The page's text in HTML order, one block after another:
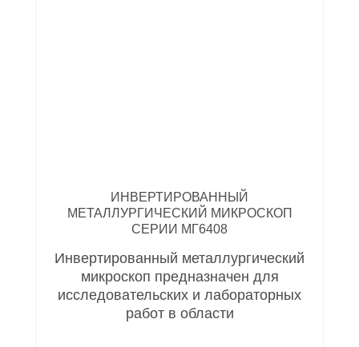
ИНВЕРТИРОВАННЫЙ
МЕТАЛЛУРГИЧЕСКИЙ МИКРОСКОП
СЕРИИ МГ6408
Инвертированный металлургический
микроскоп предназначен для
исследовательских и лабораторных
работ в области